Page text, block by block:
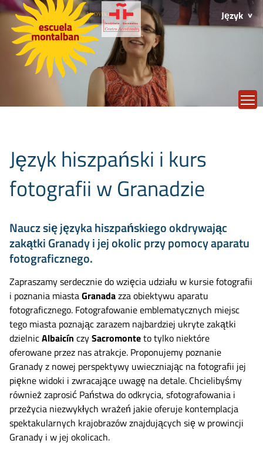
Język
Język hiszpański i kurs
fotografii w Granadzie
Naucz się języka hiszpańskiego okdrywając
zakątki Granady i jej okolic przy pomocy aparatu
fotograficznego.
Zapraszamy serdecznie do wzięcia udziału w kursie fotografii
i poznania miastaGranadazza obiektywu aparatu
fotograficznego. Fotografowanie emblematycznych miejsc
tego miasta poznając zarazem najbardziej ukryte zakątki
dzielnicAlbaicín czySacromonteto tylko niektóre
oferowane przez nas atrakcje. Proponujemy poznanie
Granady z nowej perspektywy uwieczniając na fotografii jej
piękne widoki i zwracające uwagę na detale. Chcielibyśmy
również zaprosić Państwa do odkrycia, sfotografowania i
przeżycia niezwykłych wrażeń jakie oferuje kontemplacja
spektakularnych krajobrazów znajdujących się w prowincji
Granady i w jej okolicach.